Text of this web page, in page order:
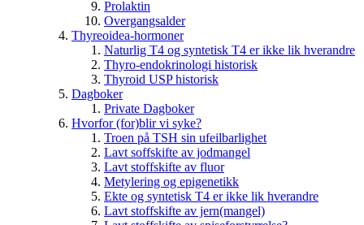
Prolaktin
Overgangsalder
Thyreoidea-hormoner
Naturlig T4 og syntetisk T4 er ikke lik hverandre
Thyro-endokrinologi historisk
Thyroid USP historisk
Dagboker
Private Dagboker
Hvorfor (for)blir vi syke?
Troen på TSH sin ufeilbarlighet
Lavt soffskifte av jodmangel
Lavt stoffskifte av fluor
Metylering og epigenetikk
Ekte og syntetisk T4 er ikke lik hverandre
Lavt stoffskifte av jern(mangel)